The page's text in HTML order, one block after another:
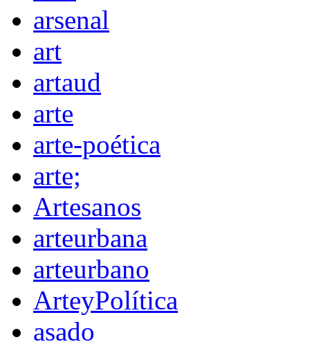
arsenal
art
artaud
arte
arte-poética
arte;
Artesanos
arteurbana
arteurbano
ArteyPolítica
asado